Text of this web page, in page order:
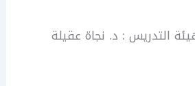
التدريس : د. نجاة عقيلة